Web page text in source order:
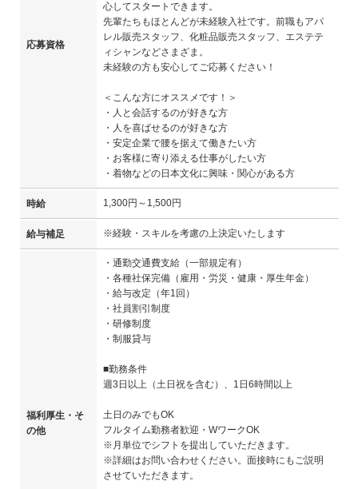
応募資格
心してスタートできます。
先輩たちもほとんどが未経験入社です。前職もアパ
レル販売スタッフ、化粧品販売スタッフ、エステテ
ィシャンなどさまざま。
未経験の方も安心してご応募ください！
＜こんな方にオススメです！＞
・人と会話するのが好きな方
・人を喜ばせるのが好きな方
・安定企業で腰を据えて働きたい方
・お客様に寄り添える仕事がしたい方
・着物などの日本文化に興味・関心がある方
時給 1,300円～1,500円
給与補足 ※経験・スキルを考慮の上決定いたします
福利厚生・そ
の他
・通勤交通費支給（一部規定有）
・各種社保完備（雇用・労災・健康・厚生年金）
・給与改定（年1回）
・社員割引制度
・研修制度
・制服貸与
■勤務条件
週3日以上（土日祝を含む）、1日6時間以上
土日のみでもOK
フルタイム勤務者歓迎・WワークOK
※月単位でシフトを提出していただきます。
※詳細はお問い合わせください。面接時にもご説明
させていただきます。